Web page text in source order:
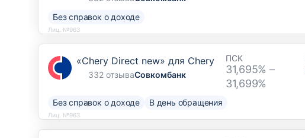
Без справок о доходе
Лиц. №963
«Chery Direct new» для Chery
332 отзываСовкомбанк
ПСК
31,695% –
31,699%
Без справок о доходе В день обращения
Лиц. №963